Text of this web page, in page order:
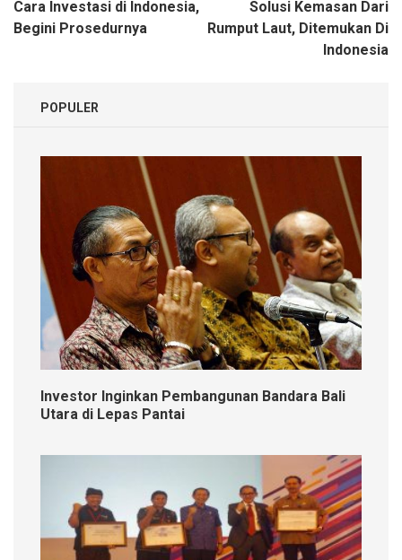
Navigasi
pos
Cara Investasi di Indonesia,
Begini Prosedurnya
Solusi Kemasan Dari
Rumput Laut, Ditemukan Di
Indonesia
POPULER
Investor Inginkan Pembangunan Bandara Bali
Utara di Lepas Pantai